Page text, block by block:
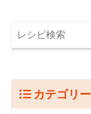
カテゴリー